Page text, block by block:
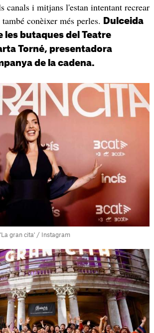
canals i mitjans l'estan intentant recrear
conèixer més perles.
Dulceida
les butaques del Teatre
Torné, presentadora
de la cadena.
gran cita' / Instagram